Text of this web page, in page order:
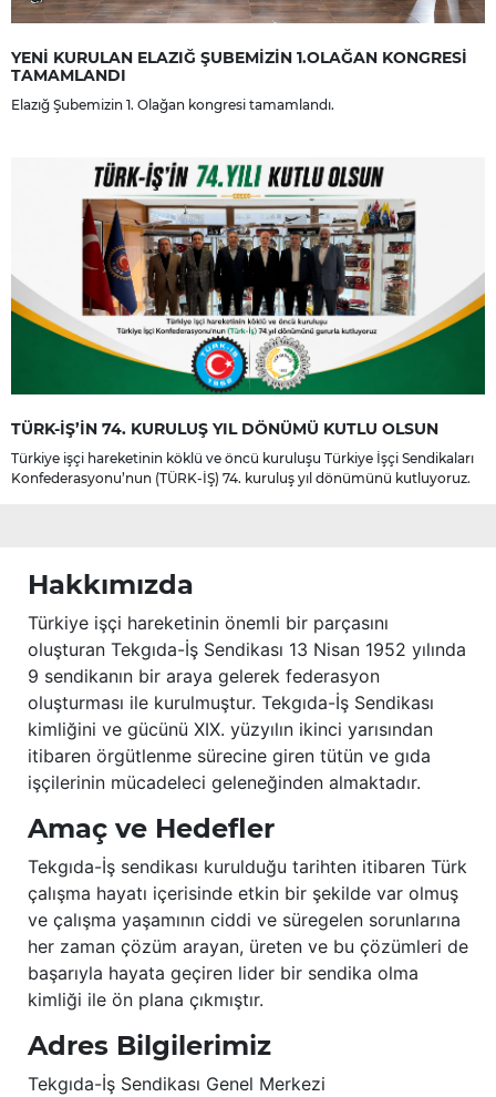
YENİ KURULAN ELAZIĞ ŞUBEMİZİN 1.OLAĞAN KONGRESİ
TAMAMLANDI
Elazığ Şubemizin 1. Olağan kongresi tamamlandı.
TÜRK-İŞ’İN 74. KURULUŞ YIL DÖNÜMÜ KUTLU OLSUN
Türkiye işçi hareketinin köklü ve öncü kuruluşu Türkiye İşçi Sendikaları
Konfederasyonu’nun (TÜRK-İŞ) 74. kuruluş yıl dönümünü kutluyoruz.
Hakkımızda
Türkiye işçi hareketinin önemli bir parçasını
oluşturan Tekgıda-İş Sendikası 13 Nisan 1952 yılında
9 sendikanın bir araya gelerek federasyon
oluşturması ile kurulmuştur. Tekgıda-İş Sendikası
kimliğini ve gücünü XIX. yüzyılın ikinci yarısından
itibaren örgütlenme sürecine giren tütün ve gıda
işçilerinin mücadeleci geleneğinden almaktadır.
Amaç ve Hedefler
Tekgıda-İş sendikası kurulduğu tarihten itibaren Türk
çalışma hayatı içerisinde etkin bir şekilde var olmuş
ve çalışma yaşamının ciddi ve süregelen sorunlarına
her zaman çözüm arayan, üreten ve bu çözümleri de
başarıyla hayata geçiren lider bir sendika olma
kimliği ile ön plana çıkmıştır.
Adres Bilgilerimiz
Tekgıda-İş Sendikası Genel Merkezi